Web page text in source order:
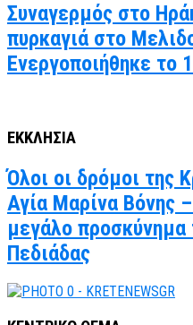
Συναγερμός στο
πυρκαγιά στο
Ενεργοποιήθηκε το
ΕΚΚΛΗΣΙΑ
Όλοι οι δρόμοι της
Αγία Μαρίνα Βόνης
μεγάλο
Πεδιάδας